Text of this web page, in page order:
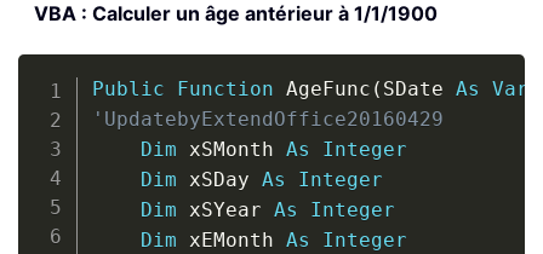
VBA : Calculer un âge antérieur à 1/1/1900
Public Function AgeFunc ( SDate As
'UpdatebyExtendOffice20160429
Dim xSMonth As
Integer
Dim xSDay As
Integer
Dim xSYear As
Integer
Dim xEMonth As
Integer
Copy